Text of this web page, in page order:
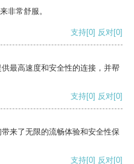
非常舒服。
支持[0] 反对[0]
最高速度和安全性的连接，并帮
支持[0] 反对[0]
来了无限的流畅体验和安全性保
支持[0] 反对[0]